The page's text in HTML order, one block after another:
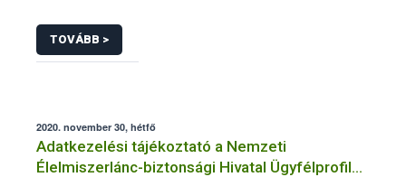
TOVÁBB >
2020. november 30, hétfő
Adatkezelési tájékoztató a Nemzeti
Élelmiszerlánc-biztonsági Hivatal Ügyfélprofil